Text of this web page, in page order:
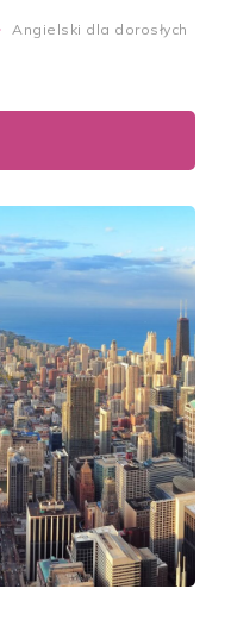
Angielski dla dorosłych